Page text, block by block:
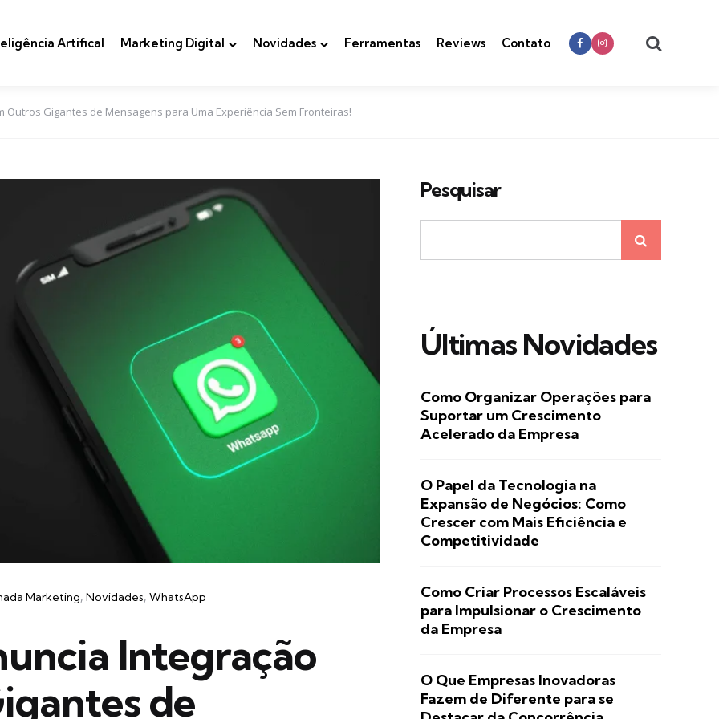
Artifical Marketing Digital Novidades Ferramentas Reviews Contato
Outros Gigantes de Mensagens para Uma Experiência Sem Fronteiras!
Marketing Novidades WhatsApp
Integração
de
Pesquisar
Últimas Novidades
Como Organizar Operações para
Suportar um Crescimento
Acelerado da Empresa
O Papel da Tecnologia na
Expansão de Negócios: Como
Crescer com Mais Eficiência e
Competitividade
Como Criar Processos Escaláveis
para Impulsionar o Crescimento
da Empresa
O Que Empresas Inovadoras
Fazem de Diferente para se